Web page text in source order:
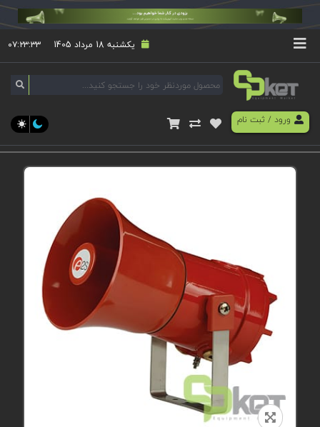
یکشنبه 18 مرداد 1405 ۰۷:۲۳:۳۳
ورود/ ثبت نام